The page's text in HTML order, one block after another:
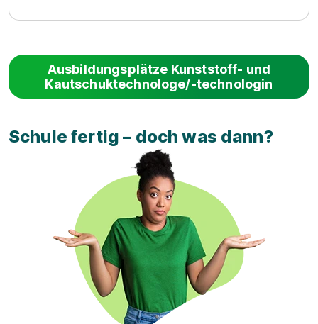
Ausbildungsplätze Kunststoff- und
Kautschuktechnologe/-technologin
Schule fertig – doch was dann?